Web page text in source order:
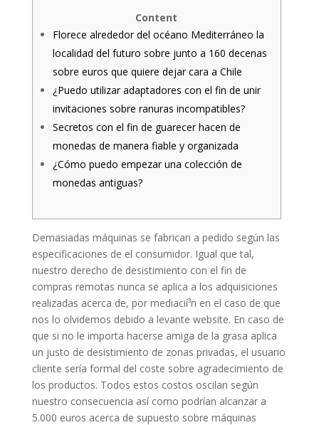
Content
Florece alrededor del océano Mediterráneo la
localidad del futuro sobre junto a 160 decenas
sobre euros que quiere dejar cara a Chile
¿Puedo utilizar adaptadores con el fin de unir
invitaciones sobre ranuras incompatibles?
Secretos con el fin de guarecer hacen de
monedas de manera fiable y organizada
¿Cómo puedo empezar una colección de
monedas antiguas?
Demasiadas máquinas se fabrican a pedido según las
especificaciones de el consumidor. Igual que tal,
nuestro derecho de desistimiento con el fin de
compras remotas nunca se aplica a los adquisiciones
realizadas acerca de, por mediacií³n en el caso de que
nos lo olvidemos debido a levante website. En caso de
que si no le importa hacerse amiga de la grasa aplica
un justo de desistimiento de zonas privadas, el usuario
cliente serí­a formal del coste sobre agradecimiento de
los productos. Todos estos costos oscilan según
nuestro consecuencia así­ como podrían alcanzar a
5.000 euros acerca de supuesto sobre máquinas